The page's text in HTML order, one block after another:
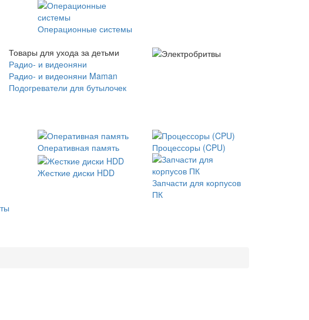
Операционные системы
Товары для ухода за детьми
Радио- и видеоняни
Радио- и видеоняни Maman
Подогреватели для бутылочек
Оперативная память Процессоры (CPU)
Жесткие диски HDD
Запчасти для корпусов
ПК